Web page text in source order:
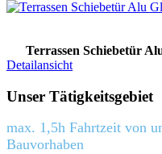
Terrassen Schiebetür
Detailansicht
Unser Tätigkeitsgebiet
max. 1,5h Fahrtzeit von
Bauvorhaben